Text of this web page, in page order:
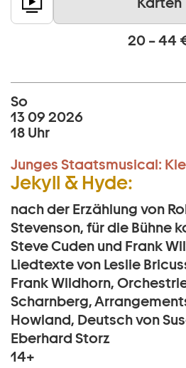
20 – 44
So
13 09 2026
18 Uhr
Junges Staatsmusical:
Jekyll & Hyde:
nach der Erzählung von
Stevenson, für die Bühne
Steve Cuden und Frank
Liedtexte von Leslie
Frank Wildhorn,
Scharnberg,
Howland, Deutsch von
Eberhard Storz
14+